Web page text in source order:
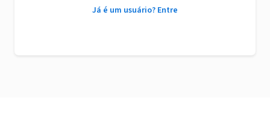
Já é um usuário? Entre